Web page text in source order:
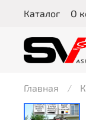
Каталог О
Главная